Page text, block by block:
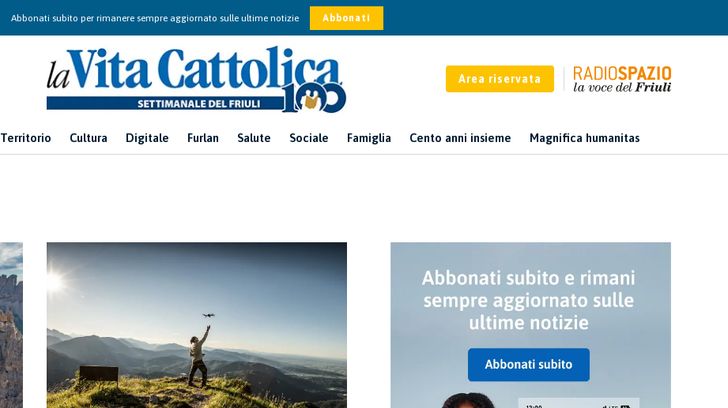
Abbonati subito per rimanere sempre aggiornato sulle ultime notizie Abbonati
Area riservata
Territorio Cultura Digitale Furlan Salute Sociale Famiglia Cento anni insieme Magnifica humanitas